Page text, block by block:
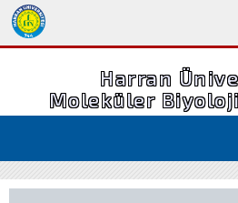
Harran
Moleküler